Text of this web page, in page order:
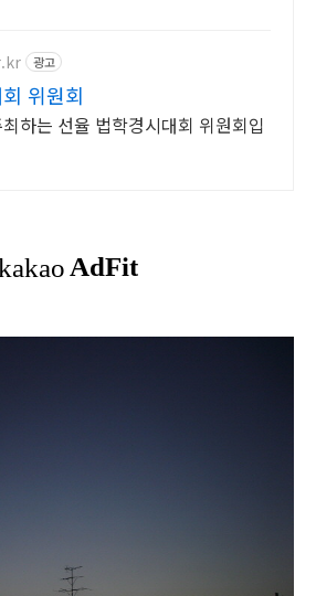
광고
위원회
하는 선율 법학경시대회 위원회입